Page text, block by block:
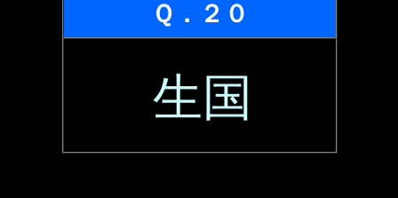
Ｑ．２０
生国